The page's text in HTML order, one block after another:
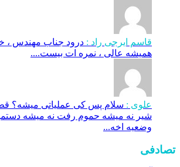
قاسم ایرجی راد : درود جناب مهندس ،
همیشه عالی ، نمره ات بیست....
علوی : سلام پس کی عملیاتی میشه؟
شیر نه میشه حموم رفت نه میشه
وضعیه اخه...
تصادفی